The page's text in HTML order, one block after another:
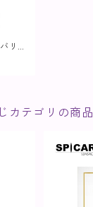
リ
カテゴリの商品